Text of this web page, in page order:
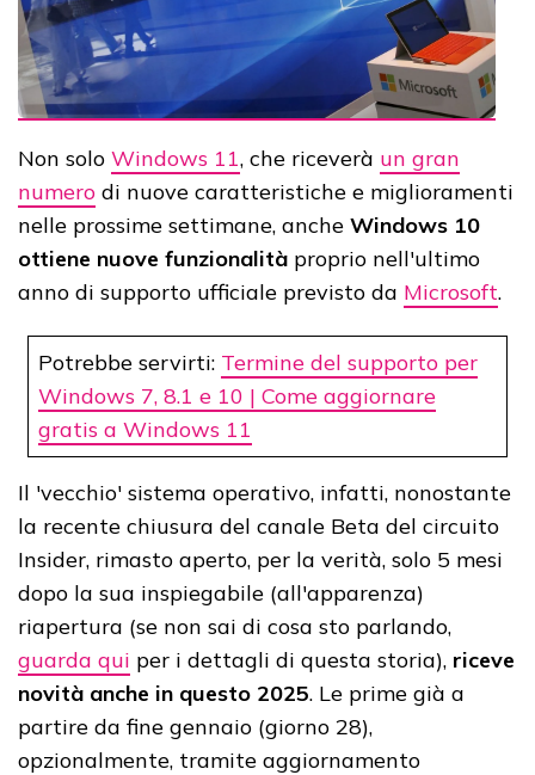
Non solo Windows 11, che riceverà un gran
numero di nuove caratteristiche e miglioramenti
nelle prossime settimane, anche Windows 10
ottiene nuove funzionalità proprio nell'ultimo
anno di supporto ufficiale previsto da Microsoft.
Potrebbe servirti: Termine del supporto per
Windows 7, 8.1 e 10 | Come aggiornare
gratis a Windows 11
Il 'vecchio' sistema operativo, infatti, nonostante
la recente chiusura del canale Beta del circuito
Insider, rimasto aperto, per la verità, solo 5 mesi
dopo la sua inspiegabile (all'apparenza)
riapertura (se non sai di cosa sto parlando,
guarda qui per i dettagli di questa storia), riceve
novità anche in questo 2025. Le prime già a
partire da fine gennaio (giorno 28),
opzionalmente, tramite aggiornamento